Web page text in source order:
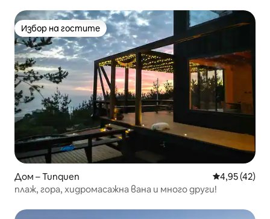
Избор на гостите
Избор на гостите
Дом – Tunquen Средна
4,95 (42)
плаж, гора, хидромасажна вана и много други!